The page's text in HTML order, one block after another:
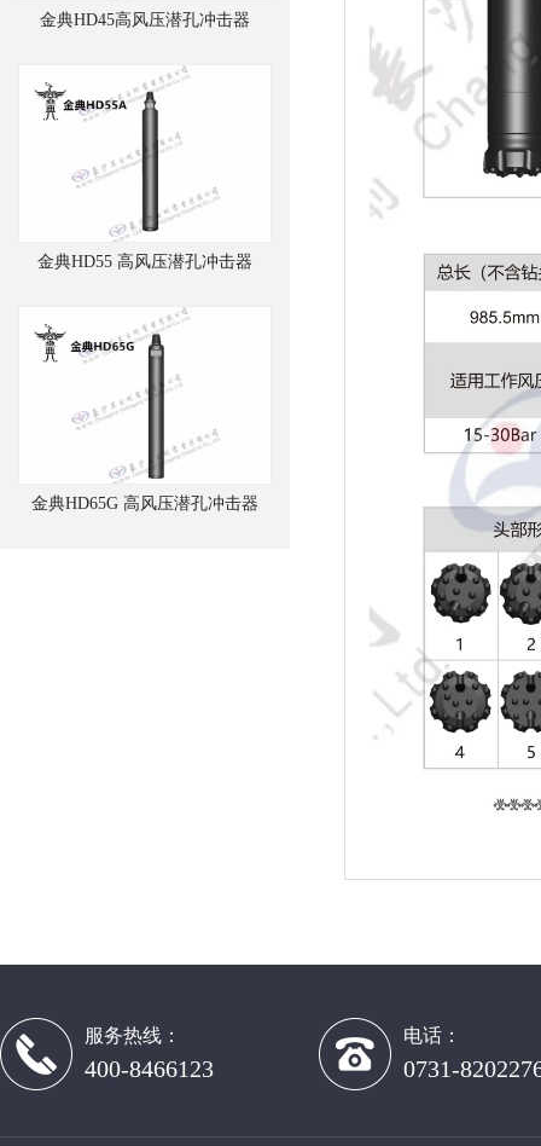
金典HD45高风压潜孔冲击器
金典HD55 高风压潜孔冲击器
金典HD65G 高风压潜孔冲击器
服务热线：
400-8466123
电话：
0731-